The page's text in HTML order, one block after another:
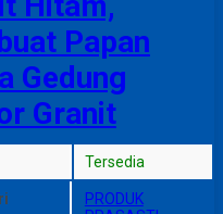
Papan
Gedung
Granit
Tersedia
PRODUK